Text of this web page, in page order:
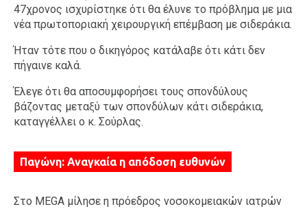
47χρονος ισχυρίστηκε ότι θα έλυνε το πρόβλημα με μια
νέα πρωτοποριακή χειρουργική επέμβαση με σιδεράκια.
Ήταν τότε που ο δικηγόρος κατάλαβε ότι κάτι δεν
πήγαινε καλά.
Έλεγε ότι θα αποσυμφορήσει τους σπονδύλους
βάζοντας μεταξύ των σπονδύλων κάτι σιδεράκια,
καταγγέλλει ο κ. Σούρλας.
Παγώνη: Αναγκαία η απόδοση ευθυνών
Στο MEGA μίλησε η πρόεδρος νοσοκομειακών ιατρών